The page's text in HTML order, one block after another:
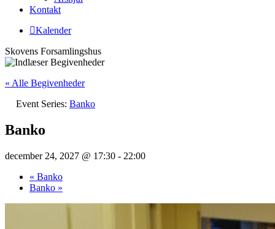
Kontakt
Kalender
Skovens Forsamlingshus
« Alle Begivenheder
Event Series: Banko
Banko
december 24, 2027 @ 17:30 - 22:00
« Banko
Banko »